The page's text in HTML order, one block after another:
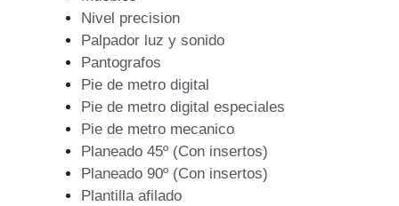
Nivel precision
Palpador luz y sonido
Pantografos
Pie de metro digital
Pie de metro digital especiales
Pie de metro mecanico
Planeado 45º (Con insertos)
Planeado 90º (Con insertos)
Plantilla afilado